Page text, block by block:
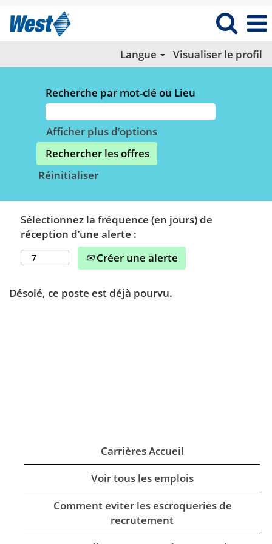
Langue Visualiser le profil
Recherche par mot-clé ou Lieu
Afficher plus d’options
Réinitialiser
Sélectionnez la fréquence (en jours) de
réception d’une alerte :
Créer une alerte
Désolé, ce poste est déjà pourvu.
Carrières Accueil
Voir tous les emplois
Comment eviter les escroqueries de
recrutement